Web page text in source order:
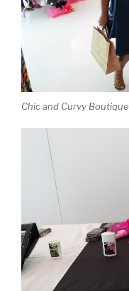
Chic and Curvy Boutique